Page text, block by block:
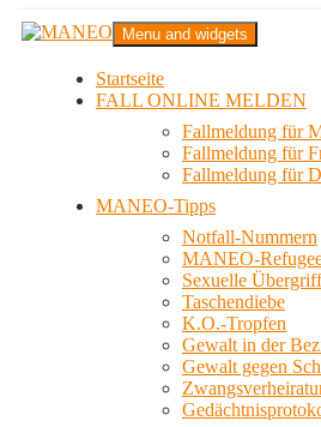
Zum
InhaltMANEO
Das schwule Anti-Gewalt-Projekt in
Menu and widgets
Startseite
FALL ONLINE MELDEN
Fallmeldung für
Fallmeldung für
Fallmeldung für
MANEO-Tipps
Notfall-Nummern
MANEO-
Sexuelle
Taschendiebe
K.O.-Tropfen
Gewalt in der
Gewalt gegen